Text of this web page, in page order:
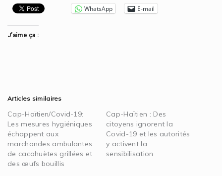
WhatsApp E-mail
J’aime ça :
Articles similaires
Cap-Haïtien/Covid-19:
Les mesures hygiéniques
échappent aux
marchandes ambulantes
de cacahuètes grillées et
des œufs bouillis
Cap-Haïtien : Des
citoyens ignorent la
Covid-19 et les autorités
y activent la
sensibilisation